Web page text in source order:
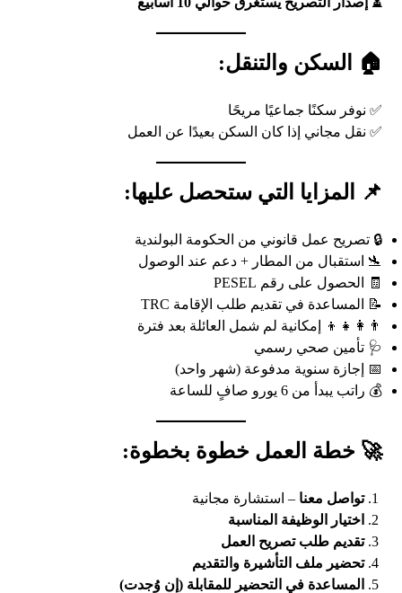
🏠 السكن والتنقل:
✅ نوفر سكنًا جماعيًا مريحًا
✅ نقل مجاني إذا كان السكن بعيدًا عن العمل
📌 المزايا التي ستحصل عليها:
🔒 تصريح عمل قانوني من الحكومة البولندية
🛬 استقبال من المطار + دعم عند الوصول
🧾 الحصول على رقم PESEL
📝 المساعدة في تقديم طلب الإقامة TRC
👨‍👩‍👧‍👦 إمكانية لم شمل العائلة بعد فترة
🩺 تأمين صحي رسمي
📅 إجازة سنوية مدفوعة (شهر واحد)
💰 راتب يبدأ من 6 يورو صافٍ للساعة
🚀 خطة العمل خطوة بخطوة:
تواصل معنا – استشارة مجانية
اختيار الوظيفة المناسبة
تقديم طلب تصريح العمل
تحضير ملف التأشيرة والتقديم
المساعدة في التحضير للمقابلة (إن وُجدت)